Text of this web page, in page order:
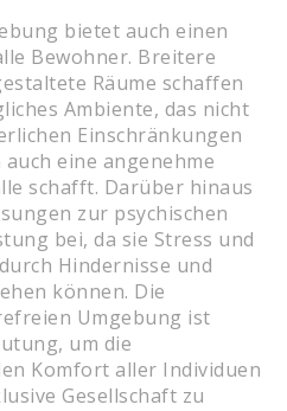
bietet auch einen
Bewohner. Breitere
Räume schaffen
Ambiente, das nicht
Einschränkungen
eine angenehme
schafft. Darüber hinaus
zur psychischen
bei, da sie Stress und
Hindernisse und
können. Die
Umgebung ist
um die
Komfort aller Individuen
Gesellschaft zu